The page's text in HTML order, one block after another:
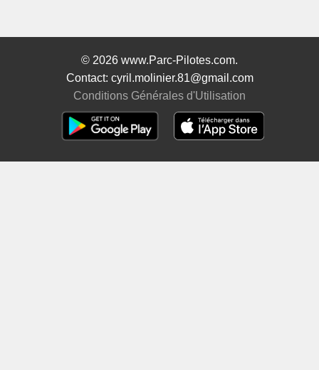
© 2026 www.Parc-Pilotes.com.
Contact: cyril.molinier.81@gmail.com
Conditions Générales d'Utilisation